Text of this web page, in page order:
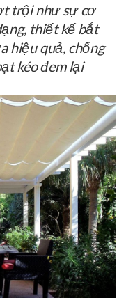
trội như sự cơ
thiết kế bắt
hiệu quả, chống
kéo đem lại